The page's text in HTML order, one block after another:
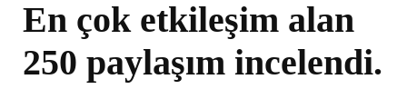
En çok etkileşim alan
250 paylaşım incelendi.